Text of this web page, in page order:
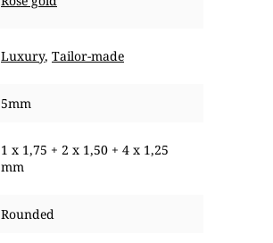
Luxury, Tailor-made
5mm
1 x 1,75 + 2 x 1,50 + 4 x 1,25
mm
Rounded